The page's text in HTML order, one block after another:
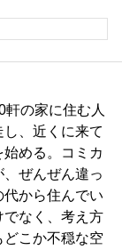
の家に住む人
、近くに来て
める。コミカ
ぜんぜん違っ
から住んでい
でなく、考え方
どこか不穏な空